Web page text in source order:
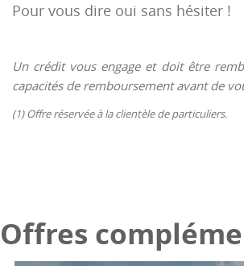
Pour vous dire oui sans hésiter !
Un crédit vous engage et doit être
capacités de remboursement avant de
(1) Offre réservée à la clientèle de particuliers.
Offres